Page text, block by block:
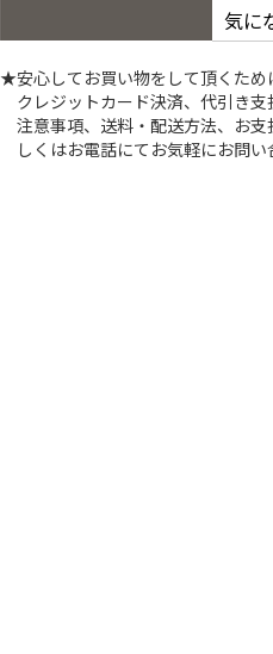
気に
★安心してお買い物をして頂くため
クレジットカード決済、代引き支
注意事項、送料・配送方法、お
しくはお電話にてお気軽にお問い